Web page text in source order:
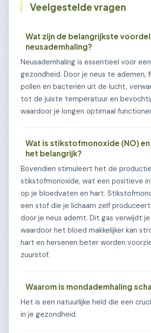
Veelgestelde vragen
Wat zijn de belangrijkste
neusademhaling?
Neusademhaling is essentieel voor
gezondheid. Door je neus te ademen,
pollen en bacteriën uit de lucht,
tot de juiste temperatuur en
waardoor je longen optimaal
Wat is stikstofmonoxide (NO) en
het belangrijk?
Bovendien stimuleert het de
stikstofmonoxide, wat een positieve
op je bloedvaten en hart.
een stof die je lichaam zelf
door je neus ademt. Dit gas verwijdt
waardoor het bloed makkelijker kan
hart en hersenen beter worden
zuurstof.
Waarom is mondademhaling
Het is een natuurlijke held die een
in je gezondheid.